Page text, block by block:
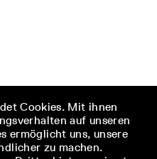
Cookies. Mit ihnen
auf unseren
ermöglicht uns, unsere
zu machen.